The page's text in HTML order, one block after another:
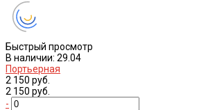
Быстрый просмотр
В наличии: 29.04
Портьерная
2 150 руб.
2 150 руб.
-